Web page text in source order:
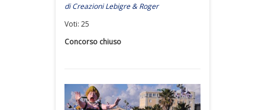
di Creazioni Lebigre & Roger
Voti: 25
Concorso chiuso